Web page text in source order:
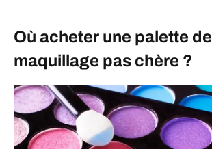
Où acheter une palette de
maquillage pas chère ?